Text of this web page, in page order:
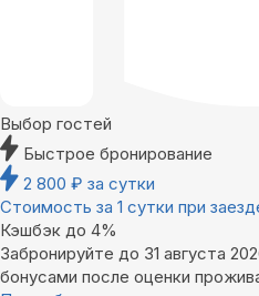
Выбор гостей
Быстрое бронирование
2 800 ₽ за сутки
Стоимость за 1 сутки при
Кэшбэк до 4%
Забронируйте до 31 августа
бонусами после оценки